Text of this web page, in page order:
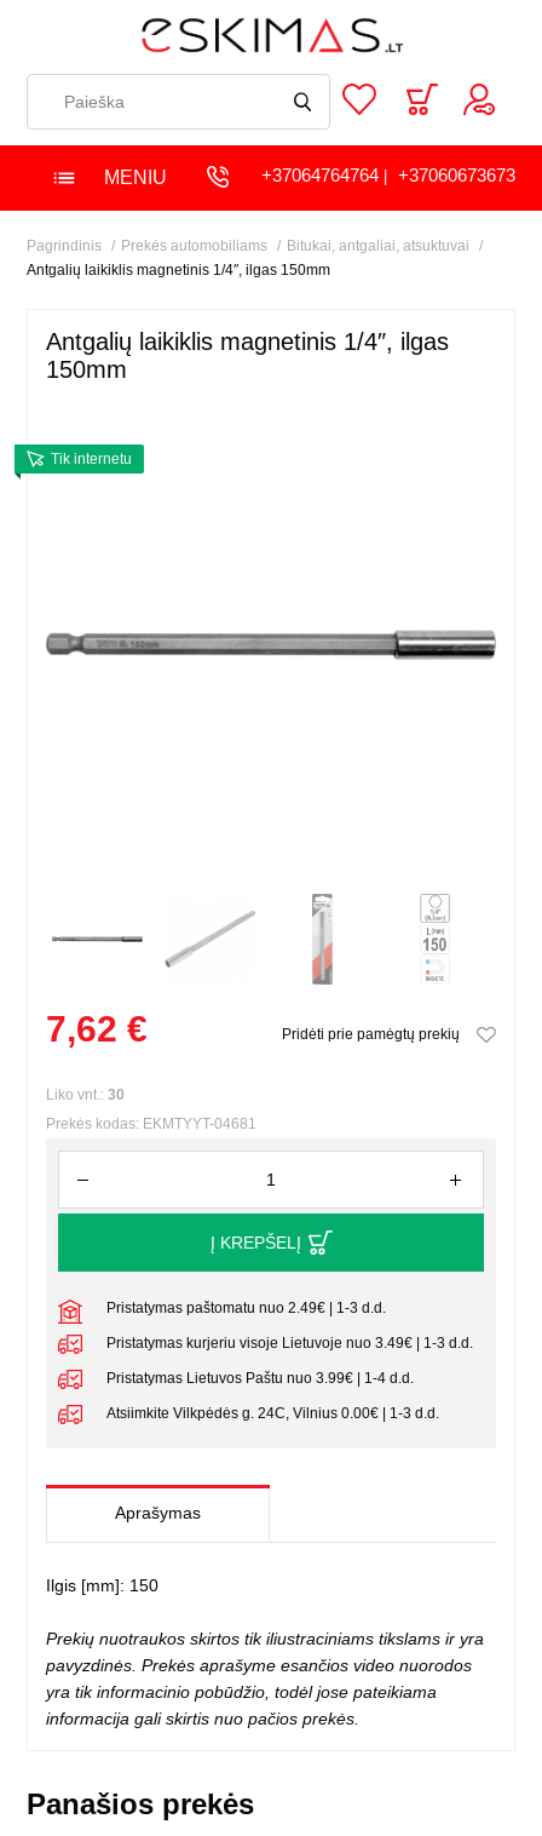
MENIU +37064764764| +37060673673
Pagrindinis Prekės automobiliams
Bitukai, antgaliai, atsuktuvai
Antgalių laikiklis magnetinis 1/4″, ilgas 150mm
Antgalių laikiklis magnetinis 1/4″, ilgas
150mm
Tik internetu
7,62 € Pridėti prie pamėgtų prekių
Liko vnt.:30
Prekės kodas: EKMTYYT-04681
Į KREPŠELĮ
Pristatymas paštomatu nuo 2.49€ | 1-3 d.d.
Pristatymas kurjeriu visoje Lietuvoje nuo 3.49€ | 1-3 d.d.
Pristatymas Lietuvos Paštu nuo 3.99€ | 1-4 d.d.
Atsiimkite Vilkpėdės g. 24C, Vilnius 0.00€ | 1-3 d.d.
Aprašymas
Ilgis [mm]: 150
Prekių nuotraukos skirtos tik iliustraciniams tikslams ir yra
pavyzdinės. Prekės aprašyme esančios video nuorodos
yra tik informacinio pobūdžio, todėl jose pateikiama
informacija gali skirtis nuo pačios prekės.
Panašios prekės